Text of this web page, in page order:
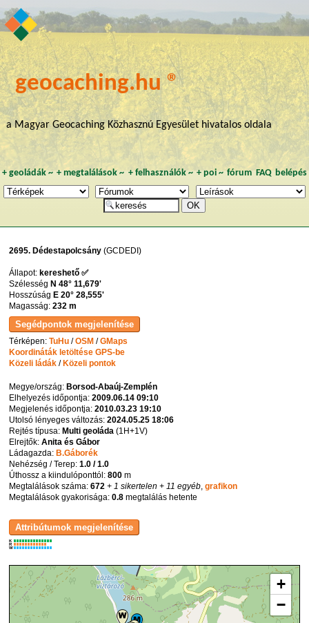
geocaching.hu ®
a Magyar Geocaching Közhasznú Egyesület hivatalos oldala
+ geoládák~ +megtalálások ~ + felhasználók~ + poi~ fórum FAQ belépés
2695. Dédestapolcsány (GCDEDI)
Állapot: kereshető ✅
Szélesség N 48° 11,679'
Hosszúság E 20° 28,555'
Magasság:232 m
Térképen:TuHu /OSM /GMaps
Koordináták letöltése GPS-be
Közeli ládák / Közeli pontok
Megye/ország: Borsod-Abaúj-Zemplén
Elhelyezés időpontja:2009.06.14 09:10
Megjelenés időpontja:2010.03.23 19:10
Utolsó lényeges változás:2024.05.25 18:06
Rejtés típusa: Multi geoláda (1H+1V)
Elrejtők:Anita és Gábor
Ládagazda: B.Gáborék
Nehézség / Terep:1.0 / 1.0
Úthossz a kiindulóponttól:800 m
Megtalálások száma:672 + 1 sikertelen + 11 egyéb,grafikon
Megtalálások gyakorisága:0.8 megtalálás hetente
K
R
W
+
−